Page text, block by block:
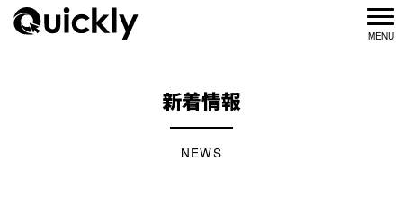
新着情報
NEWS